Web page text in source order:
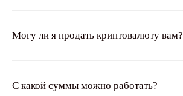
Могу ли я продать криптовалюту вам?
С какой суммы можно работать?